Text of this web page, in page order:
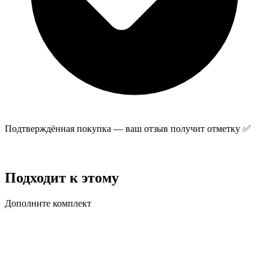
Подтверждённая покупка — ваш отзыв получит отметку ✅
Подходит к этому
Дополните комплект